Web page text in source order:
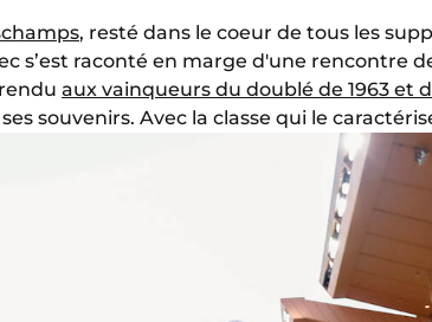
, resté dans le coeur de tous les
s’est raconté en marge d'une rencontre
aux vainqueurs du doublé de 1963 et
souvenirs. Avec la classe qui le